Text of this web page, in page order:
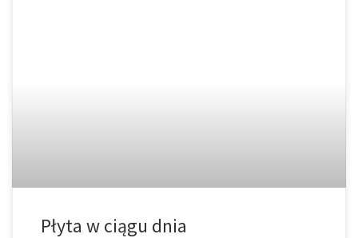
Płyta w ciągu dnia